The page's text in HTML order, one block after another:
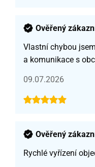
Ověřený
Vlastní chybou
a komunikace s
09.07.2026
Ověřený
Rychlé vyřízení